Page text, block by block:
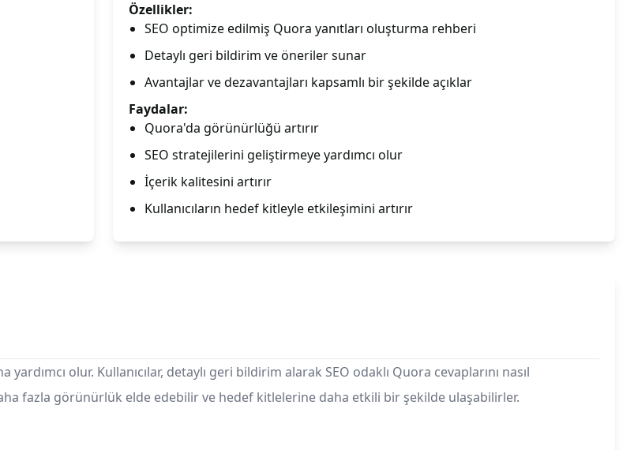
Özellikler:
SEO optimize edilmiş Quora yanıtları oluşturma rehberi
Detaylı geri bildirim ve öneriler sunar
Avantajlar ve dezavantajları kapsamlı bir şekilde açıklar
Faydalar:
Quora'da görünürlüğü artırır
SEO stratejilerini geliştirmeye yardımcı olur
İçerik kalitesini artırır
Kullanıcıların hedef kitleyle etkileşimini artırır
olur. Kullanıcılar, detaylı geri bildirim alarak SEO odaklı Quora cevaplarını nasıl
fazla görünürlük elde edebilir ve hedef kitlelerine daha etkili bir şekilde ulaşabilirler.